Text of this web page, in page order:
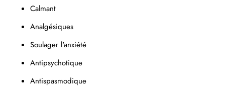
Calmant
Analgésiques
Soulager l'anxiété
Antipsychotique
Antispasmodique